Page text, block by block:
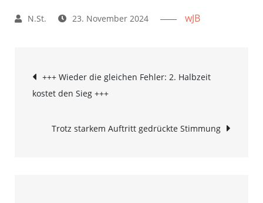
23. November 2024 wJB
Beitrags-
Navigation
+++ Wieder die gleichen Fehler: 2. Halbzeit
kostet den Sieg +++
Trotz starkem Auftritt gedrückte Stimmung